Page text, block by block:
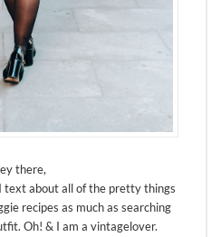
there,
text about all of the pretty things
recipes as much as searching
Oh! & I am a vintagelover.